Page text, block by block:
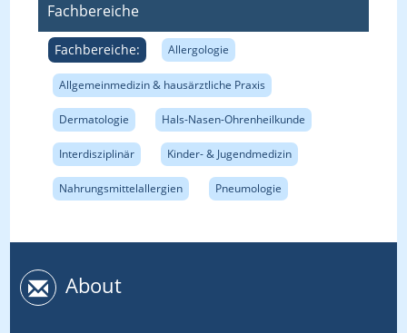
Fachbereiche
Fachbereiche: Allergologie
Allgemeinmedizin & hausärztliche Praxis
Dermatologie Hals-Nasen-Ohrenheilkunde
Interdisziplinär Kinder- & Jugendmedizin
Nahrungsmittelallergien Pneumologie
About